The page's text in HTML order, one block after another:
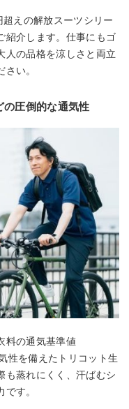
えの解放スーツシリー
紹介します。仕事にもゴ
人の品格を涼しさと両立
い。
の圧倒的な通気性
料の通気基準値
性を備えたトリコット生
も蒸れにくく、汗ばむシ
す。